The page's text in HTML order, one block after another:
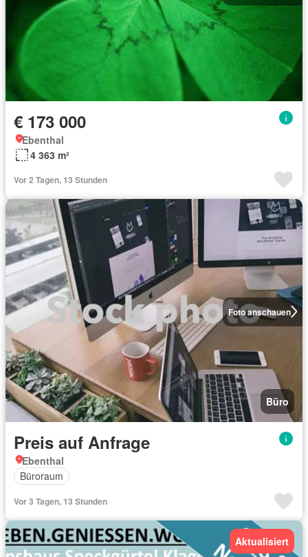
€ 173 000
Ebenthal
4 363 m²
Vor 2 Tagen, 13 Stunden
Foto anschauen
Büro
Preis auf Anfrage
Ebenthal
Büroraum
Vor 3 Tagen, 13 Stunden
Aktualisiert